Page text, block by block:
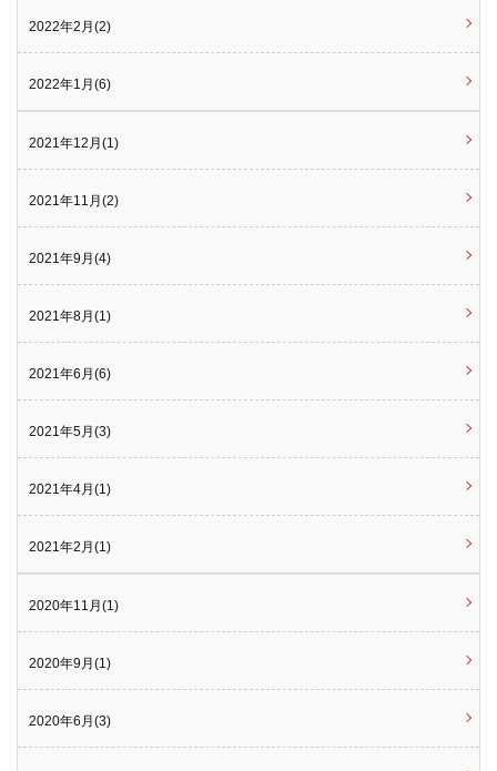
2022年2月(2)
2022年1月(6)
2021年12月(1)
2021年11月(2)
2021年9月(4)
2021年8月(1)
2021年6月(6)
2021年5月(3)
2021年4月(1)
2021年2月(1)
2020年11月(1)
2020年9月(1)
2020年6月(3)